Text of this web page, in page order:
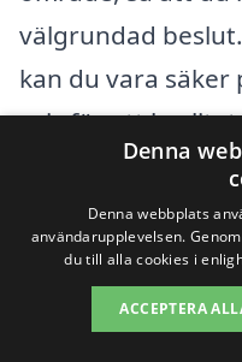
välgrundad
kan du vara
pris för ett
dina
Få 3
förpliktelser
Denna
Denna webbplats
användarupplevelsen.
du till alla cookies i
ACCEPTERA